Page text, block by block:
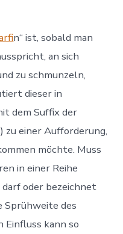
in“ ist, sobald man
an sich
zu schmunzeln,
dieser in
dem Suffix der
zu einer Aufforderung,
möchte. Muss
in einer Reihe
darf oder bezeichnet
Sprühweite des
Einfluss kann so